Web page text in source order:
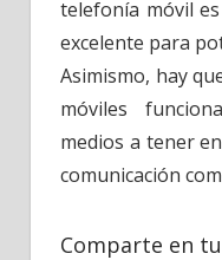
telefonía móvil
excelente para
Asimismo, hay
móviles
medios a tener
comunicación
Comparte en